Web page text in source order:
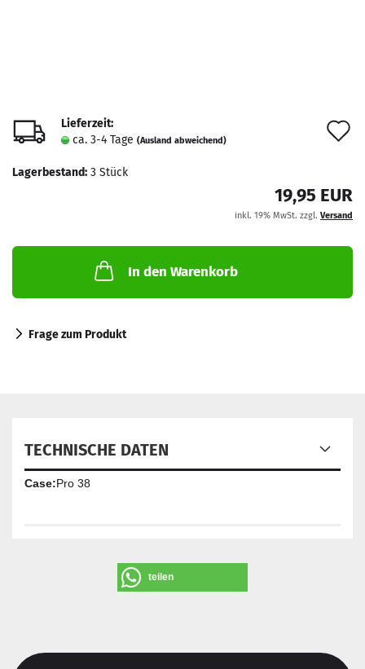
Lieferzeit:
ca. 3-4 Tage (Ausland abweichend)
Lagerbestand: 3 Stück
19,95 EUR
inkl. 19% MwSt. zzgl. Versand
In den Warenkorb
Frage zum Produkt
TECHNISCHE DATEN
Case:Pro 38
teilen